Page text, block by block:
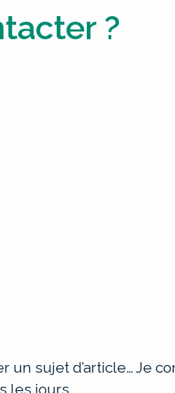
?
un sujet d’article… Je
les jours.